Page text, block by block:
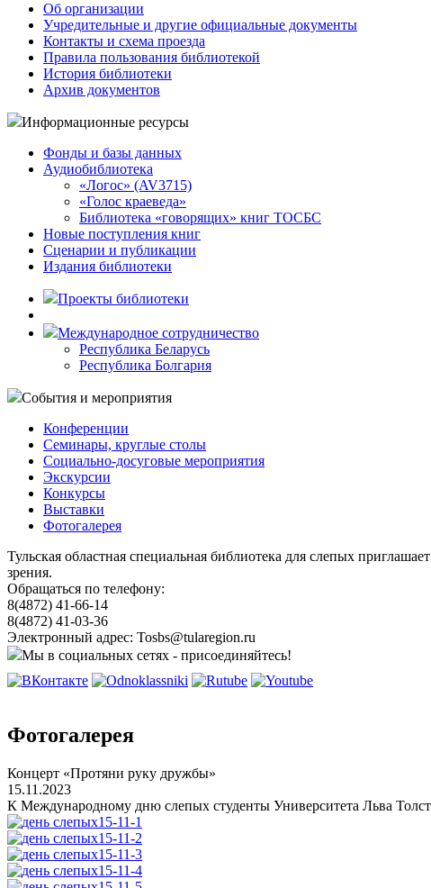
Об организации
Учредительные и другие официальные документы
Контакты и схема проезда
Правила пользования библиотекой
История библиотеки
Архив документов
Информационные ресурсы
Фонды и базы данных
Аудиобиблиотека
«Логос» (AV3715)
«Голос краеведа»
Библиотека «говорящих» книг ТОСБС
Новые поступления книг
Сценарии и публикации
Издания библиотеки
Проекты библиотеки
Международное сотрудничество
Республика Беларусь
Республика Болгария
События и мероприятия
Конференции
Семинары, круглые столы
Социально-досуговые мероприятия
Экскурсии
Конкурсы
Выставки
Фотогалерея
Тульская областная специальная библиотека для слепых
зрения.
Обращаться по телефону:
8(4872) 41-66-14
8(4872) 41-03-36
Электронный адрес: Tosbs@tularegion.ru
Мы в социальных сетях - присоединяйтесь!
Фотогалерея
Концерт «Протяни руку дружбы»
15.11.2023
К Международному дню слепых студенты Университета Льва